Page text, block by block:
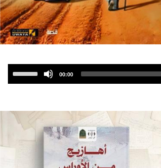
00:00
to